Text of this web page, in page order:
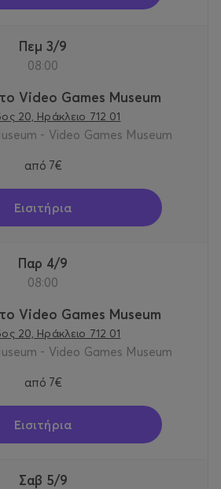
Πεμ 3/9
08:00
Video Games Museum
20, Ηράκλειο 712 01
- Video Games Museum
από 7€
Εισιτήρια
Παρ 4/9
08:00
Video Games Museum
20, Ηράκλειο 712 01
- Video Games Museum
από 7€
Εισιτήρια
Σαβ 5/9